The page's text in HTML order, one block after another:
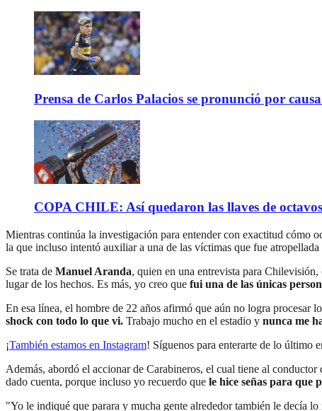
Prensa de Carlos Palacios se pronunció por
COPA CHILE: Así quedaron las llaves de
Mientras continúa la investigación para entender con exactitud cómo
la que incluso intentó auxiliar a una de las víctimas que fue
Se trata de Manuel Aranda, quien en una entrevista para
lugar de los hechos. Es más, yo creo que fui una de las únicas
En esa línea, el hombre de 22 años afirmó que aún no logra procesar
shock con todo lo que vi. Trabajo mucho en el estadio y nunca me
¡También estamos en Instagram! Síguenos para enterarte de lo último
Además, abordó el accionar de Carabineros, el cual tiene al
dado cuenta, porque incluso yo recuerdo que le hice señas para que
"Yo le indiqué que parara y mucha gente alrededor también le decía